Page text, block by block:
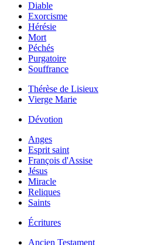
Diable
Exorcisme
Hérésie
Mort
Péchés
Purgatoire
Souffrance
Thérèse de Lisieux
Vierge Marie
Dévotion
Anges
Esprit saint
François d'Assise
Jésus
Miracle
Reliques
Saints
Écritures
Ancien Testament